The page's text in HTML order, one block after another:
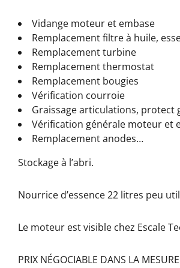
Vidange moteur et embase
Remplacement filtre à huile,
Remplacement turbine
Remplacement thermostat
Remplacement bougies
Vérification courroie
Graissage articulations, protect
Vérification générale moteur et
Remplacement anodes…
Stockage à l’abri.
Nourrice d’essence 22 litres peu
Le moteur est visible chez Escale
PRIX NÉGOCIABLE DANS LA